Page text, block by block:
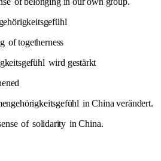
of togetherness
wird gestärkt
in China verändert.
of solidarity in China.